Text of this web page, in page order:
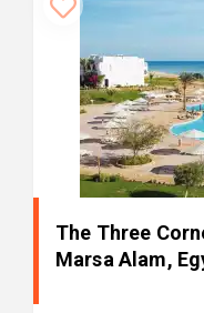
The Three
Marsa Alam,